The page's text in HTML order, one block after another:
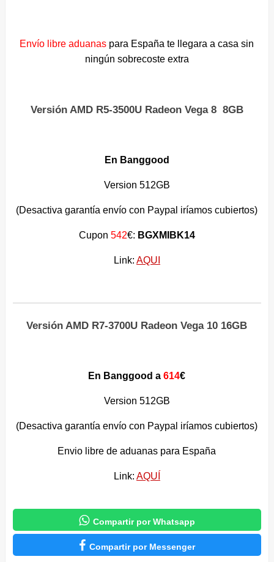
Envío libre aduanas para España te llegara a casa sin
ningún sobrecoste extra
Versión AMD R5-3500U Radeon Vega 8 8GB
En Banggood
Version 512GB
(Desactiva garantía envío con Paypal iríamos cubiertos)
Cupon 542€: BGXMIBK14
Link: AQUI
Versión AMD R7-3700U Radeon Vega 10 16GB
En Banggood a614€
Version 512GB
(Desactiva garantía envío con Paypal iríamos cubiertos)
Envio libre de aduanas para España
Link: AQUÍ
 Compartir por Whatsapp
 Compartir por Messenger